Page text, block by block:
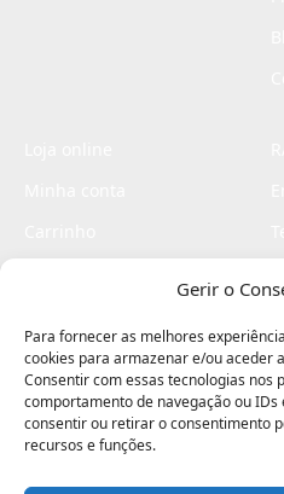
Gerir o
Para fornecer as melhores
cookies para armazenar e/ou aceder
Consentir com essas tecnologias nos
comportamento de navegação ou IDs
consentir ou retirar o consentimento
recursos e funções.